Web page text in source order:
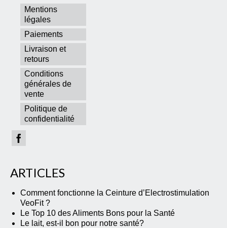
Mentions
légales
Paiements
Livraison et
retours
Conditions
générales de
vente
Politique de
confidentialité
ARTICLES
Comment fonctionne la Ceinture d’Electrostimulation
VeoFit ?
Le Top 10 des Aliments Bons pour la Santé
Le lait, est-il bon pour notre santé?